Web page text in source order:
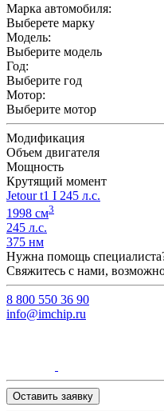
Марка автомобиля:
Выберете марку
Модель:
Выберите модель
Год:
Выберите год
Мотор:
Выберите мотор
Модификация
Объем двигателя
Мощность
Крутящий момент
Jetour t1 I 245 л.с.
1998 см3
245 л.с.
375 нм
Нужна помощь
Свяжитесь с нами,
8 800 550 36 90
info@imchip.ru
Оставить заявку